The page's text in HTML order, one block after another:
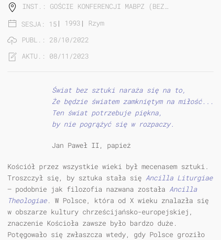
Świat bez sztuki naraża się na to,
Że będzie światem zamkniętym na miłość...
Ten świat potrzebuje piękna,
by nie pogrążyć się w rozpaczy.
Jan Paweł II, papież
Kościół przez wszystkie wieki był mecenasem sztuki.
Troszczył się, by sztuka stała się Ancilla Liturgiae
— podobnie jak filozofia nazwana została Ancilla
Theologiae. W Polsce, która od X wieku znalazła się
w obszarze kultury chrześcijańsko-europejskiej,
znaczenie Kościoła zawsze było bardzo duże.
Potęgowało się zwłaszcza wtedy, gdy Polsce groziło
INST.: GOŚCIE KONFERENCJI MABPZ (BEZ…
SESJA: 15| 1993 | Rzym
PUBL.: 28/10/2022
AKTU.: 08/11/2023